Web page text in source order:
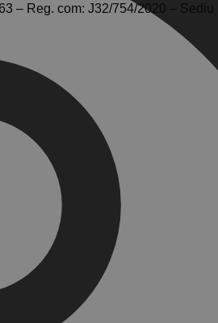
– Reg. com: J32/754/2020 –